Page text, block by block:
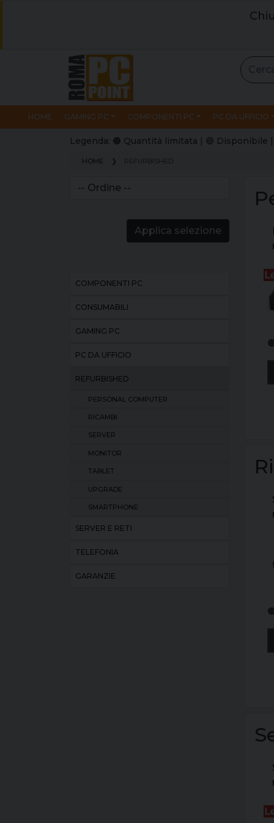
HOME GAMING PC COMPONENTI PC PC DA UFFICIO
Legenda: 🟠 Quantità limitata | 🔵
HOME
Applica selezione
COMPONENTI PC
CONSUMABILI
GAMING PC
PC DA UFFICIO
REFURBISHED
PERSONAL COMPUTER
RICAMBI
SERVER
MONITOR
TABLET
UPGRADE
SMARTPHONE
SERVER E RETI
TELEFONIA
GARANZIE